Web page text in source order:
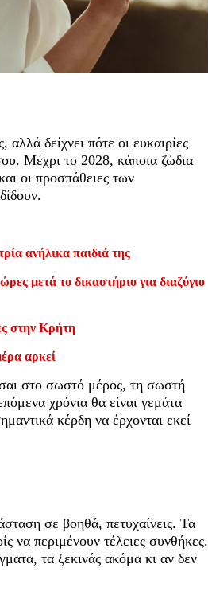
δείχνει πότε οι ευκαιρίες
Μέχρι το 2028, κάποια ζώδια
οι προσπάθειες των
ανήλικα παιδιά της
μετά το δικαστήριο για διαζύγιο
στην Κρήτη
αρκεί
στο σωστό μέρος, τη σωστή
χρόνια θα είναι γεμάτα
κέρδη να έρχονται εκεί
σε βοηθά, πετυχαίνεις. Τα
να περιμένουν τέλειες συνθήκες.
τα ξεκινάς ακόμα κι αν δεν